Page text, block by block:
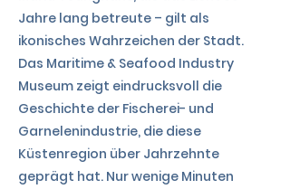
Jahre lang betreute – gilt als
ikonisches Wahrzeichen der Stadt.
Das Maritime & Seafood Industry
Museum zeigt eindrucksvoll die
Geschichte der Fischerei- und
Garnelenindustrie, die diese
Küstenregion über Jahrzehnte
geprägt hat. Nur wenige Minuten